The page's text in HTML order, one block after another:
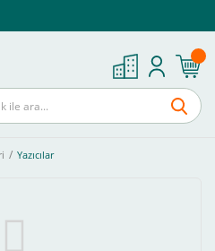
Yazıcılar